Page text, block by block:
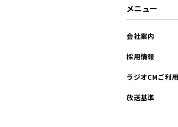
2025
2025
メニュー
会社案内
採用情報
ラジオCMご利
放送基準